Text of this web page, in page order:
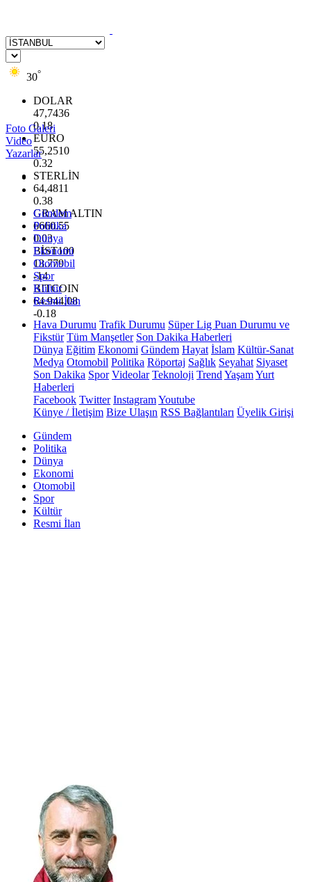
30°
DOLAR
47,7436
0.18
EURO
55,2510
0.32
STERLİN
64,4811
0.38
GRAM ALTIN
6660.55
0.03
BİST100
13.779
-14
BITCOIN
64.944,08
-0.18
Foto Galeri
Video
Yazarlar
Gündem
Politika
Dünya
Ekonomi
Otomobil
Spor
Kültür
Resmi İlan
Hava Durumu Trafik Durumu Süper Lig Puan Durumu ve
Fikstür Tüm Manşetler Son Dakika Haberleri
Dünya Eğitim Ekonomi Gündem Hayat İslam Kültür-Sanat
Medya Otomobil Politika Röportaj Sağlık Seyahat Siyaset
Son Dakika Spor Videolar Teknoloji Trend YaşamYurt
Haberleri
Facebook Twitter InstagramYoutube
Künye / İletişim Bize Ulaşın RSS Bağlantıları Üyelik Girişi
Gündem
Politika
Dünya
Ekonomi
Otomobil
Spor
Kültür
Resmi İlan